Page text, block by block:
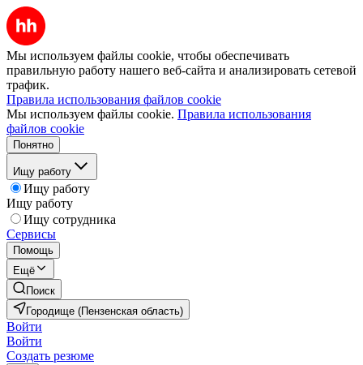
Мы используем файлы cookie, чтобы обеспечивать
правильную работу нашего веб-сайта и анализировать сетевой
трафик.
Правила использования файлов cookie
Мы используем файлы cookie. Правила использования
файлов cookie
Понятно
Ищу работу
Ищу работу
Ищу работу
Ищу сотрудника
Сервисы
Помощь
Ещё
Поиск
Городище (Пензенская область)
Войти
Войти
Создать резюме